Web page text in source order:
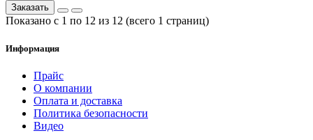
Заказать
Показано с 1 по 12 из 12 (всего 1 страниц)
Информация
Прайс
О компании
Оплата и доставка
Политика безопасности
Видео